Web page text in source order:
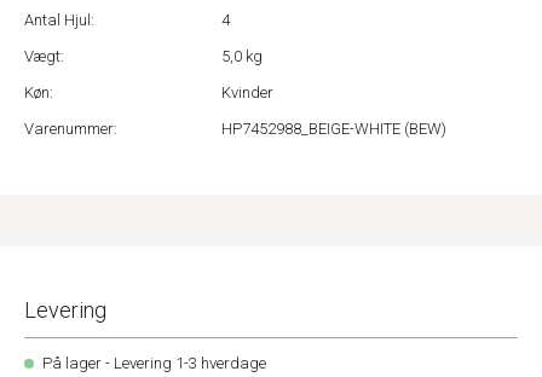
Antal Hjul:
4
Vægt:
5,0 kg
Køn:
Kvinder
Varenummer:
HP7452988_BEIGE-WHITE (BEW)
Levering
På lager - Levering 1-3 hverdage